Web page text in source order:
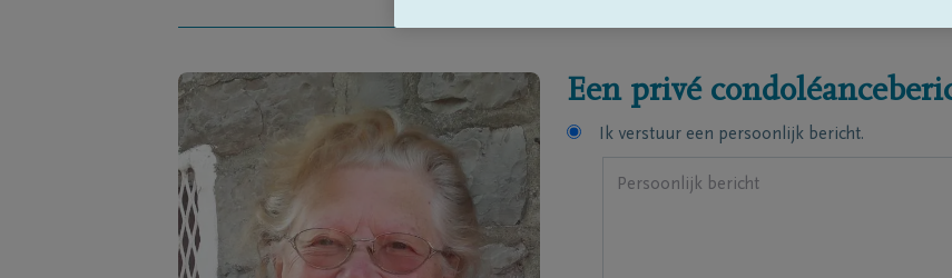
Een privé
Ik verstuur een persoonlijk bericht.